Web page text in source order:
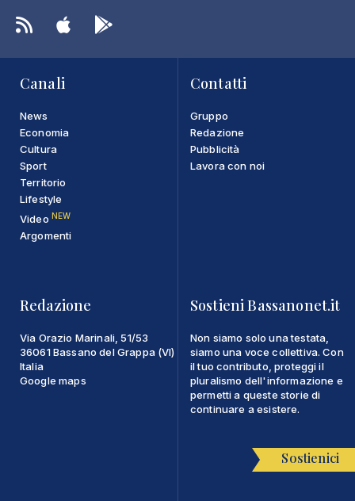
Canali
News
Economia
Cultura
Sport
Territorio
Lifestyle
Video NEW
Argomenti
Contatti
Gruppo
Redazione
Pubblicità
Lavora con noi
Redazione
Via Orazio Marinali, 51/53
36061 Bassano del Grappa (VI)
Italia
Google maps
Sostieni Bassanonet.it
Non siamo solo una testata,
siamo una voce collettiva. Con
il tuo contributo, proteggi il
pluralismo dell'informazione e
permetti a queste storie di
continuare a esistere.
Sostienici